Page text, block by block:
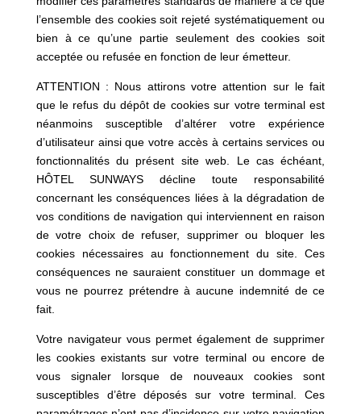
l’ensemble des cookies soit rejeté systématiquement ou
bien à ce qu’une partie seulement des cookies soit
acceptée ou refusée en fonction de leur émetteur.
ATTENTION : Nous attirons votre attention sur le fait
que le refus du dépôt de cookies sur votre terminal est
néanmoins susceptible d’altérer votre expérience
d’utilisateur ainsi que votre accès à certains services ou
fonctionnalités du présent site web. Le cas échéant,
HÔTEL SUNWAYS décline toute responsabilité
concernant les conséquences liées à la dégradation de
vos conditions de navigation qui interviennent en raison
de votre choix de refuser, supprimer ou bloquer les
cookies nécessaires au fonctionnement du site. Ces
conséquences ne sauraient constituer un dommage et
vous ne pourrez prétendre à aucune indemnité de ce
fait.
Votre navigateur vous permet également de supprimer
les cookies existants sur votre terminal ou encore de
vous signaler lorsque de nouveaux cookies sont
susceptibles d’être déposés sur votre terminal. Ces